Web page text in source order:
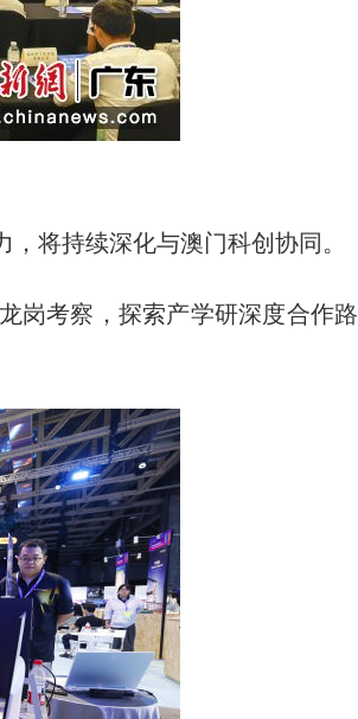
将持续深化与澳门科创协同。
考察，探索产学研深度合作路